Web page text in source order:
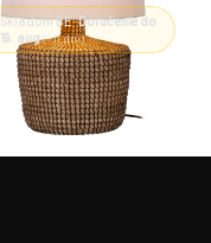
Skladom BE ·Doručenie do
19. aug(~11 dní)